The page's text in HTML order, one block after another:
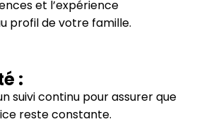
et l’expérience
profil de votre famille.
:
suivi continu pour assurer que
reste constante.